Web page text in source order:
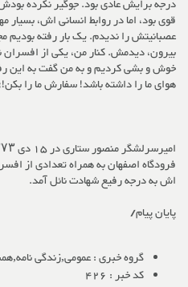
درجه برایش عادی بود. جوگیر نکرده
قوی بود، اما در روابط انسانی اش،
عصبانیتش را ندیدم. یک بار رفته
بیرون، دیدمش. کنار من، یکی از افسران
خوش و بشی کردیم و به من گفت به این
هوای ما را داشته باشد! سفارش ما را
فرودگاه اصفهان به همراه تعدادی از
اش به درجه رفیع شهادت نائل آمد.
پایان پیام/
گروه خبری :عمومی,زندگی
کد خبر : 426